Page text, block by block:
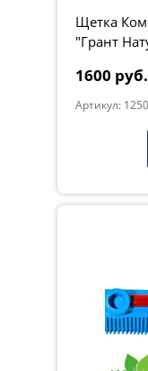
Щетка
"Грант
1600 руб.
Артикул: